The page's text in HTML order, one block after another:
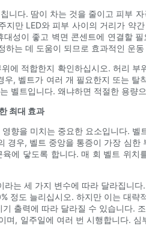
니다. 땀이 차는 것을 줄이고 피부
지만 LED와 피부 사이의 거리가 약
성이 좋고 벽면 콘센트에 연결할
하는 데 도움이 되므로 효과적인 운
에 적합한지 확인하십시오. 허리
우, 벨트가 여러 개 필요한지 또는
벨트입니다. 왜냐하면 적절한 용량
최대 효과
향을 미치는 중요한 요소입니다.
경우, 벨트 중앙을 통증이 가장 심
에 닿도록 합니다. 매 회 벨트 위
는 세 가지 변수에 따라 달라집니
정도 늘리십시오. 하지만 이는 대
출력에 따라 달라질 수 있습니다.
며, 일주일에 여러 번 시행합니다.